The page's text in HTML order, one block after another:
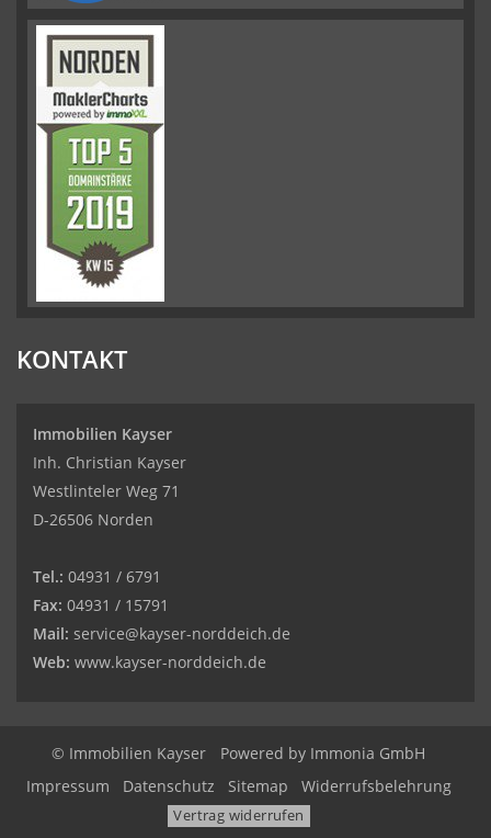
KONTAKT
Immobilien Kayser
Inh. Christian Kayser
Westlinteler Weg 71
D-26506 Norden
Tel.: 04931 / 6791
Fax: 04931 / 15791
Mail: service@kayser-norddeich.de
Web: www.kayser-norddeich.de
© Immobilien Kayser Powered by Immonia GmbH
Impressum
Datenschutz Sitemap Widerrufsbelehrung
Vertrag widerrufen